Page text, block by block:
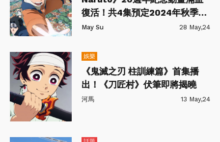
復活！共4集預定2024年秋季開
播
May Su 28 May,24
娛樂
《鬼滅之刃 柱訓練篇》首集播
出！《刀匠村》伏筆即將揭曉
河馬 13 May,24